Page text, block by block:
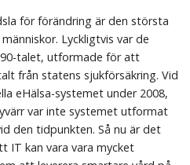
för förändring är den största
Lyckligtvis var de
talet, utformade för att
från statens sjukförsäkring. Vid
eHälsa-systemet under 2008,
var inte systemet utformat
den tidpunkten. Så nu är det
IT kan vara vara mycket